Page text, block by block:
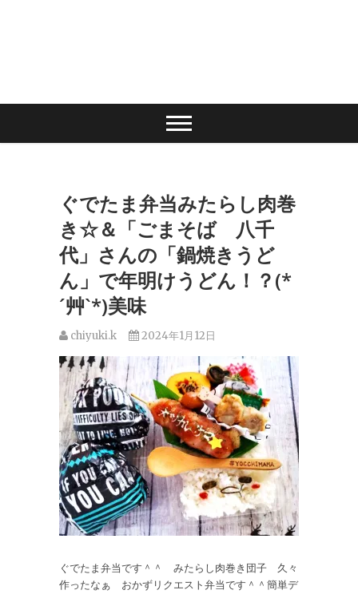
ぐでたま弁当みたらし肉巻
き☆＆「ごまそば 八千
代」さんの「鍋焼きうど
ん」で年明けうどん！？(*
´艸`*)美味
chiyuki.k 2024年1月12日
ぐでたま弁当です＾＾ みたらし肉巻き団子 久々
作ったなぁ おかずリクエスト弁当です＾＾簡単デ